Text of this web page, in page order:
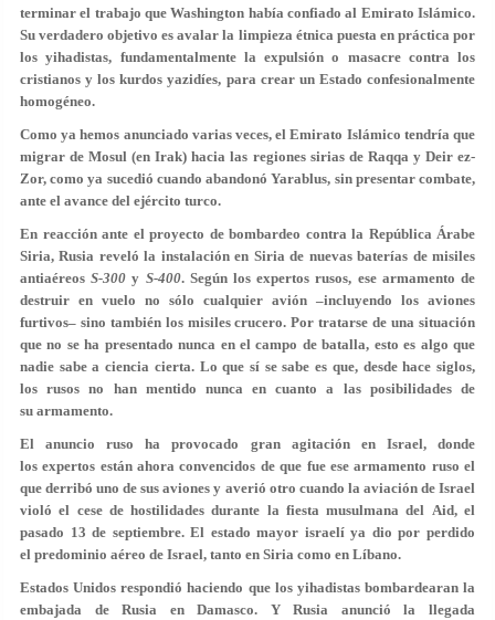
terminar el trabajo que Washington había confiado al Emirato Islámico.
Su verdadero objetivo es avalar la limpieza étnica puesta en práctica por
los yihadistas, fundamentalmente la expulsión o masacre contra los
cristianos y los kurdos yazidíes, para crear un Estado confesionalmente
homogéneo.
Como ya hemos anunciado varias veces, el Emirato Islámico tendría que
migrar de Mosul (en Irak) hacia las regiones sirias de Raqqa y Deir ez-
Zor, como ya sucedió cuando abandonó Yarablus, sin presentar combate,
ante el avance del ejército turco.
En reacción ante el proyecto de bombardeo contra la República Árabe
Siria, Rusia reveló la instalación en Siria de nuevas baterías de misiles
antiaéreosS-300 y S-400. Según los expertos rusos, ese armamento de
destruir en vuelo no sólo cualquier avión –incluyendo los aviones
furtivos– sino también los misiles crucero. Por tratarse de una situación
que no se ha presentado nunca en el campo de batalla, esto es algo que
nadie sabe a ciencia cierta. Lo que sí se sabe es que, desde hace siglos,
los rusos no han mentido nunca en cuanto a las posibilidades de
su armamento.
El anuncio ruso ha provocado gran agitación en Israel, donde
los expertos están ahora convencidos de que fue ese armamento ruso el
que derribó uno de sus aviones y averió otro cuando la aviación de Israel
violó el cese de hostilidades durante la fiesta musulmana del Aid, el
pasado 13 de septiembre. El estado mayor israelí ya dio por perdido
el predominio aéreo de Israel, tanto en Siria como en Líbano.
Estados Unidos respondió haciendo que los yihadistas bombardearan la
embajada de Rusia en Damasco. Y Rusia anunció la llegada